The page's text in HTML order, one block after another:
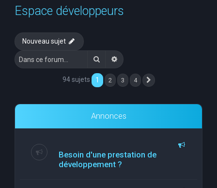
Espace développeurs
Nouveau sujet
RechercherRecherche avancée
94 sujets 1 2 3 4
Annonces
Besoin d'une prestation de
développement ?